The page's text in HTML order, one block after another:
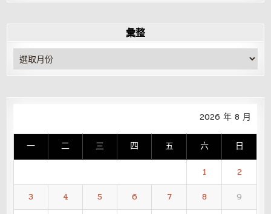
彙整
彙
整
2026 年 8 月
一 二 三 四 五 六 日
1
2
3
4 5 6 7 8
9